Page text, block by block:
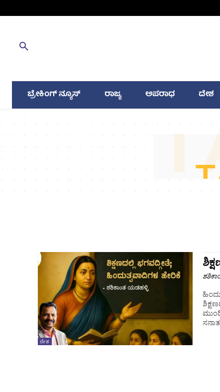
ಬ್ರೇಕಿಂಗ್ ನ್ಯೂಸ್ ರಾಜ್ಯ ಅಪರಾಧ ದೇಶ
ದೇಶ